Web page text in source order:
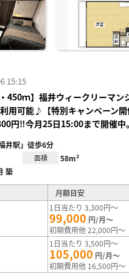
15:15
450ｍ】福井ウィークリーマン
用可能♪【特別キャンペーン
円‼今月25日15:00まで開催中。
井駅」徒歩6分
面積 58m²
築
月額目安
1日当たり 3,300円～
99,000 円/月～
初期費用他 22,000円～
1日当たり 3,500円～
105,000 円/月～
初期費用他 16,500円～